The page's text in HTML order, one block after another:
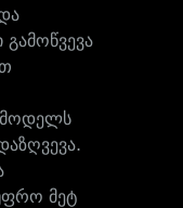
მოდელს
მეტ